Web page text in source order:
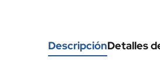
DescripciónDetalles